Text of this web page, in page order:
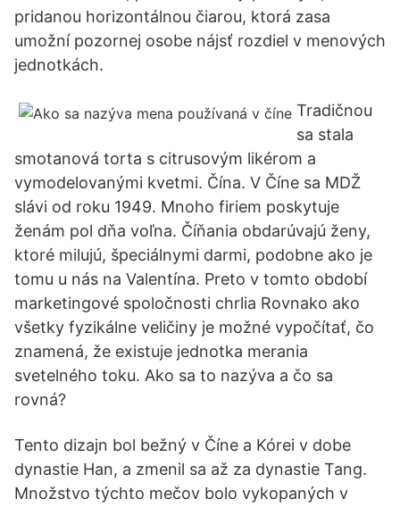
pridanou horizontálnou čiarou, ktorá zasa
umožní pozornej osobe nájsť rozdiel v menových
jednotkách.
Tradičnou
sa stala
smotanová torta s citrusovým likérom a
vymodelovanými kvetmi. Čína. V Číne sa MDŽ
slávi od roku 1949. Mnoho firiem poskytuje
ženám pol dňa voľna. Číňania obdarúvajú ženy,
ktoré milujú, špeciálnymi darmi, podobne ako je
tomu u nás na Valentína. Preto v tomto období
marketingové spoločnosti chrlia Rovnako ako
všetky fyzikálne veličiny je možné vypočítať, čo
znamená, že existuje jednotka merania
svetelného toku. Ako sa to nazýva a čo sa
rovná?
Tento dizajn bol bežný v Číne a Kórei v dobe
dynastie Han, a zmenil sa až za dynastie Tang.
Množstvo týchto mečov bolo vykopaných v